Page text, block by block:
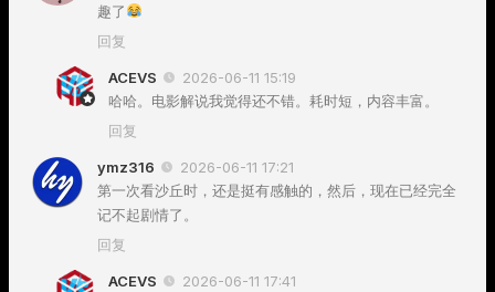
趣了
回复
ACEVS
2026-06-11 15:19
哈哈。电影解说我觉得还不错。耗时短，内容丰富。
回复
ymz316
2026-06-11 17:21
第一次看沙丘时，还是挺有感触的，然后，现在已经完全
记不起剧情了。
回复
ACEVS
2026-06-11 17:41